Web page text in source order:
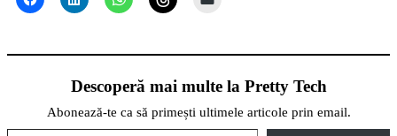
Descoperă mai multe la Pretty Tech
Abonează-te ca să primești ultimele articole prin email.
Tastează emailul tău...